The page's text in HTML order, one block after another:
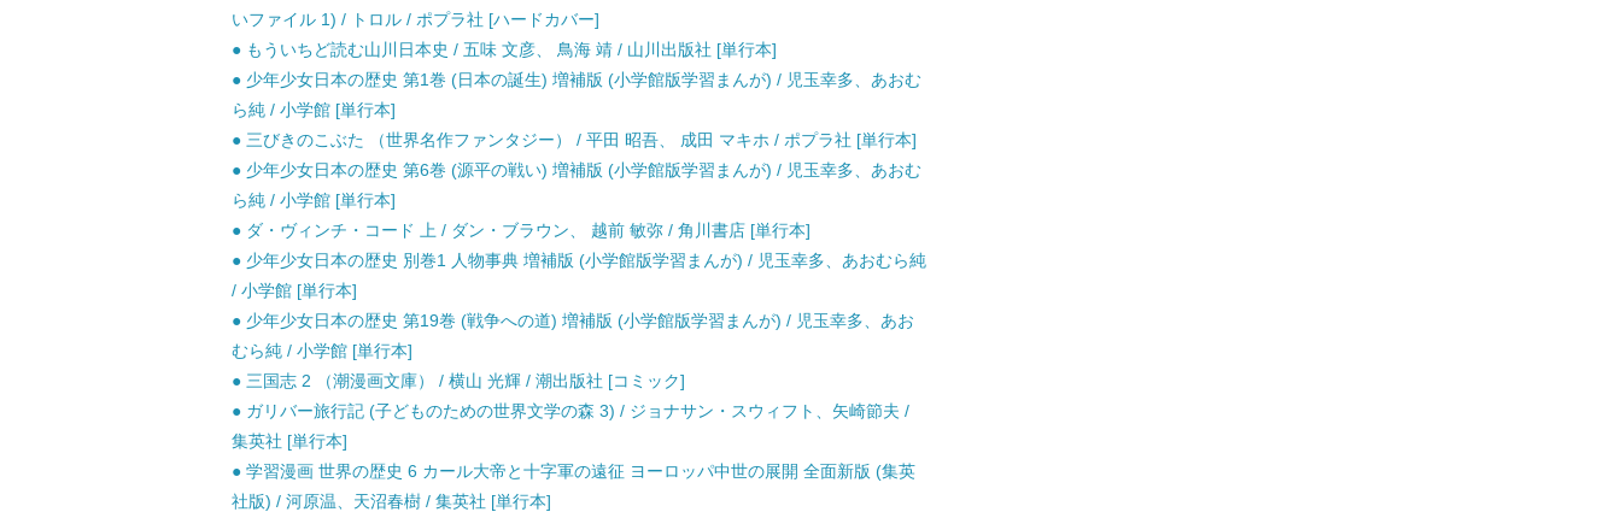
いファイル 1) / トロル / ポプラ社 [ハードカバー]
● もういちど読む山川日本史 / 五味 文彦、 鳥海 靖 / 山川出版社 [単行本]
● 少年少女日本の歴史 第1巻 (日本の誕生) 増補版 (小学館版学習まんが) / 児玉幸多、あおむ
ら純 / 小学館 [単行本]
● 三びきのこぶた （世界名作ファンタジー） / 平田 昭吾、 成田 マキホ / ポプラ社 [単行本]
● 少年少女日本の歴史 第6巻 (源平の戦い) 増補版 (小学館版学習まんが) / 児玉幸多、あおむ
ら純 / 小学館 [単行本]
● ダ・ヴィンチ・コード 上 / ダン・ブラウン、 越前 敏弥 / 角川書店 [単行本]
● 少年少女日本の歴史 別巻1 人物事典 増補版 (小学館版学習まんが) / 児玉幸多、あおむら純
/ 小学館 [単行本]
● 少年少女日本の歴史 第19巻 (戦争への道) 増補版 (小学館版学習まんが) / 児玉幸多、あお
むら純 / 小学館 [単行本]
● 三国志 2 （潮漫画文庫） / 横山 光輝 / 潮出版社 [コミック]
● ガリバー旅行記 (子どものための世界文学の森 3) / ジョナサン・スウィフト、矢崎節夫 /
集英社 [単行本]
● 学習漫画 世界の歴史 6 カール大帝と十字軍の遠征 ヨーロッパ中世の展開 全面新版 (集英
社版) / 河原温、天沼春樹 / 集英社 [単行本]